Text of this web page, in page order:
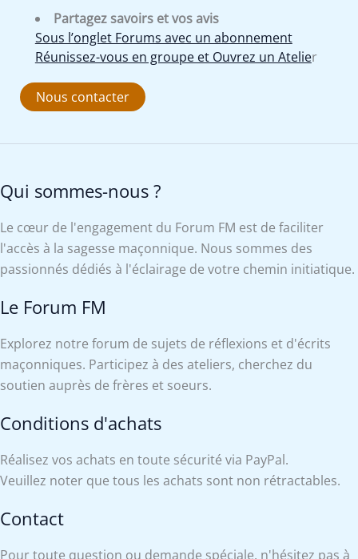
Partagez savoirs et vos avis
Sous l’onglet Forums avec un abonnement
Réunissez-vous en groupe et Ouvrez un Atelier
Nous contacter
Qui sommes-nous ?
Le cœur de l'engagement du Forum FM est de faciliter
l'accès à la sagesse maçonnique. Nous sommes des
passionnés dédiés à l'éclairage de votre chemin initiatique.
Le Forum FM
Explorez notre forum de sujets de réflexions et d'écrits
maçonniques. Participez à des ateliers, cherchez du
soutien auprès de frères et soeurs.
Conditions d'achats
Réalisez vos achats en toute sécurité via PayPal.
Veuillez noter que tous les achats sont non rétractables.
Contact
Pour toute question ou demande spéciale, n'hésitez pas à